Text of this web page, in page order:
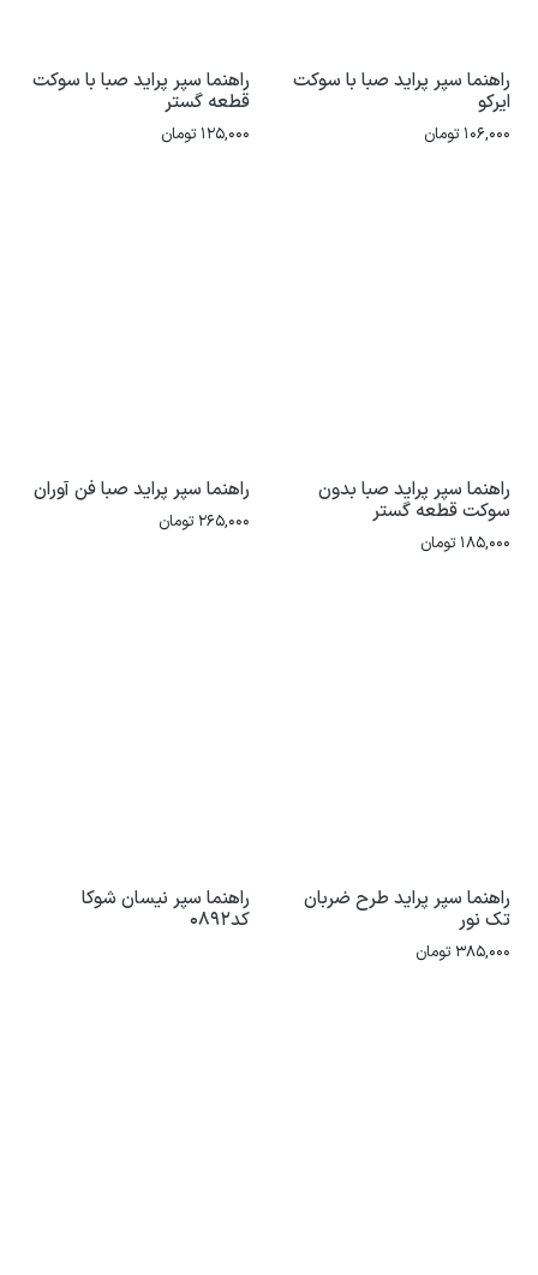
راهنما سپر پراید صبا با سوکت
ایرکو
106,000 تومان
راهنما سپر پراید صبا با سوکت
قطعه گستر
125,000 تومان
راهنما سپر پراید صبا بدون
سوکت قطعه گستر
185,000 تومان
راهنما سپر پراید صبا فن آوران
265,000 تومان
راهنما سپر پراید طرح ضربان
تک نور
385,000 تومان
راهنما سپر نیسان شوکا
کد0892